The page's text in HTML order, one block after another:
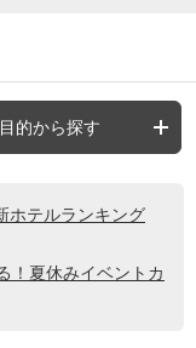
目的から探す
ホテルランキング
！夏休みイベントカ